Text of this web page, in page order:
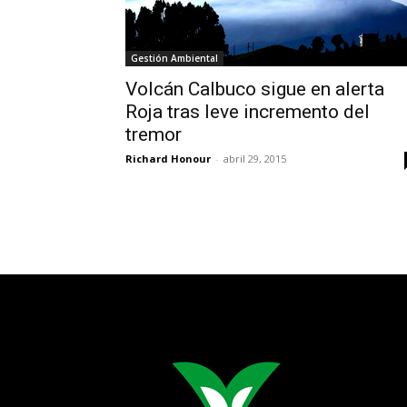
Gestión Ambiental
Volcán Calbuco sigue en alerta
Roja tras leve incremento del
tremor
Richard Honour - abril 29, 2015